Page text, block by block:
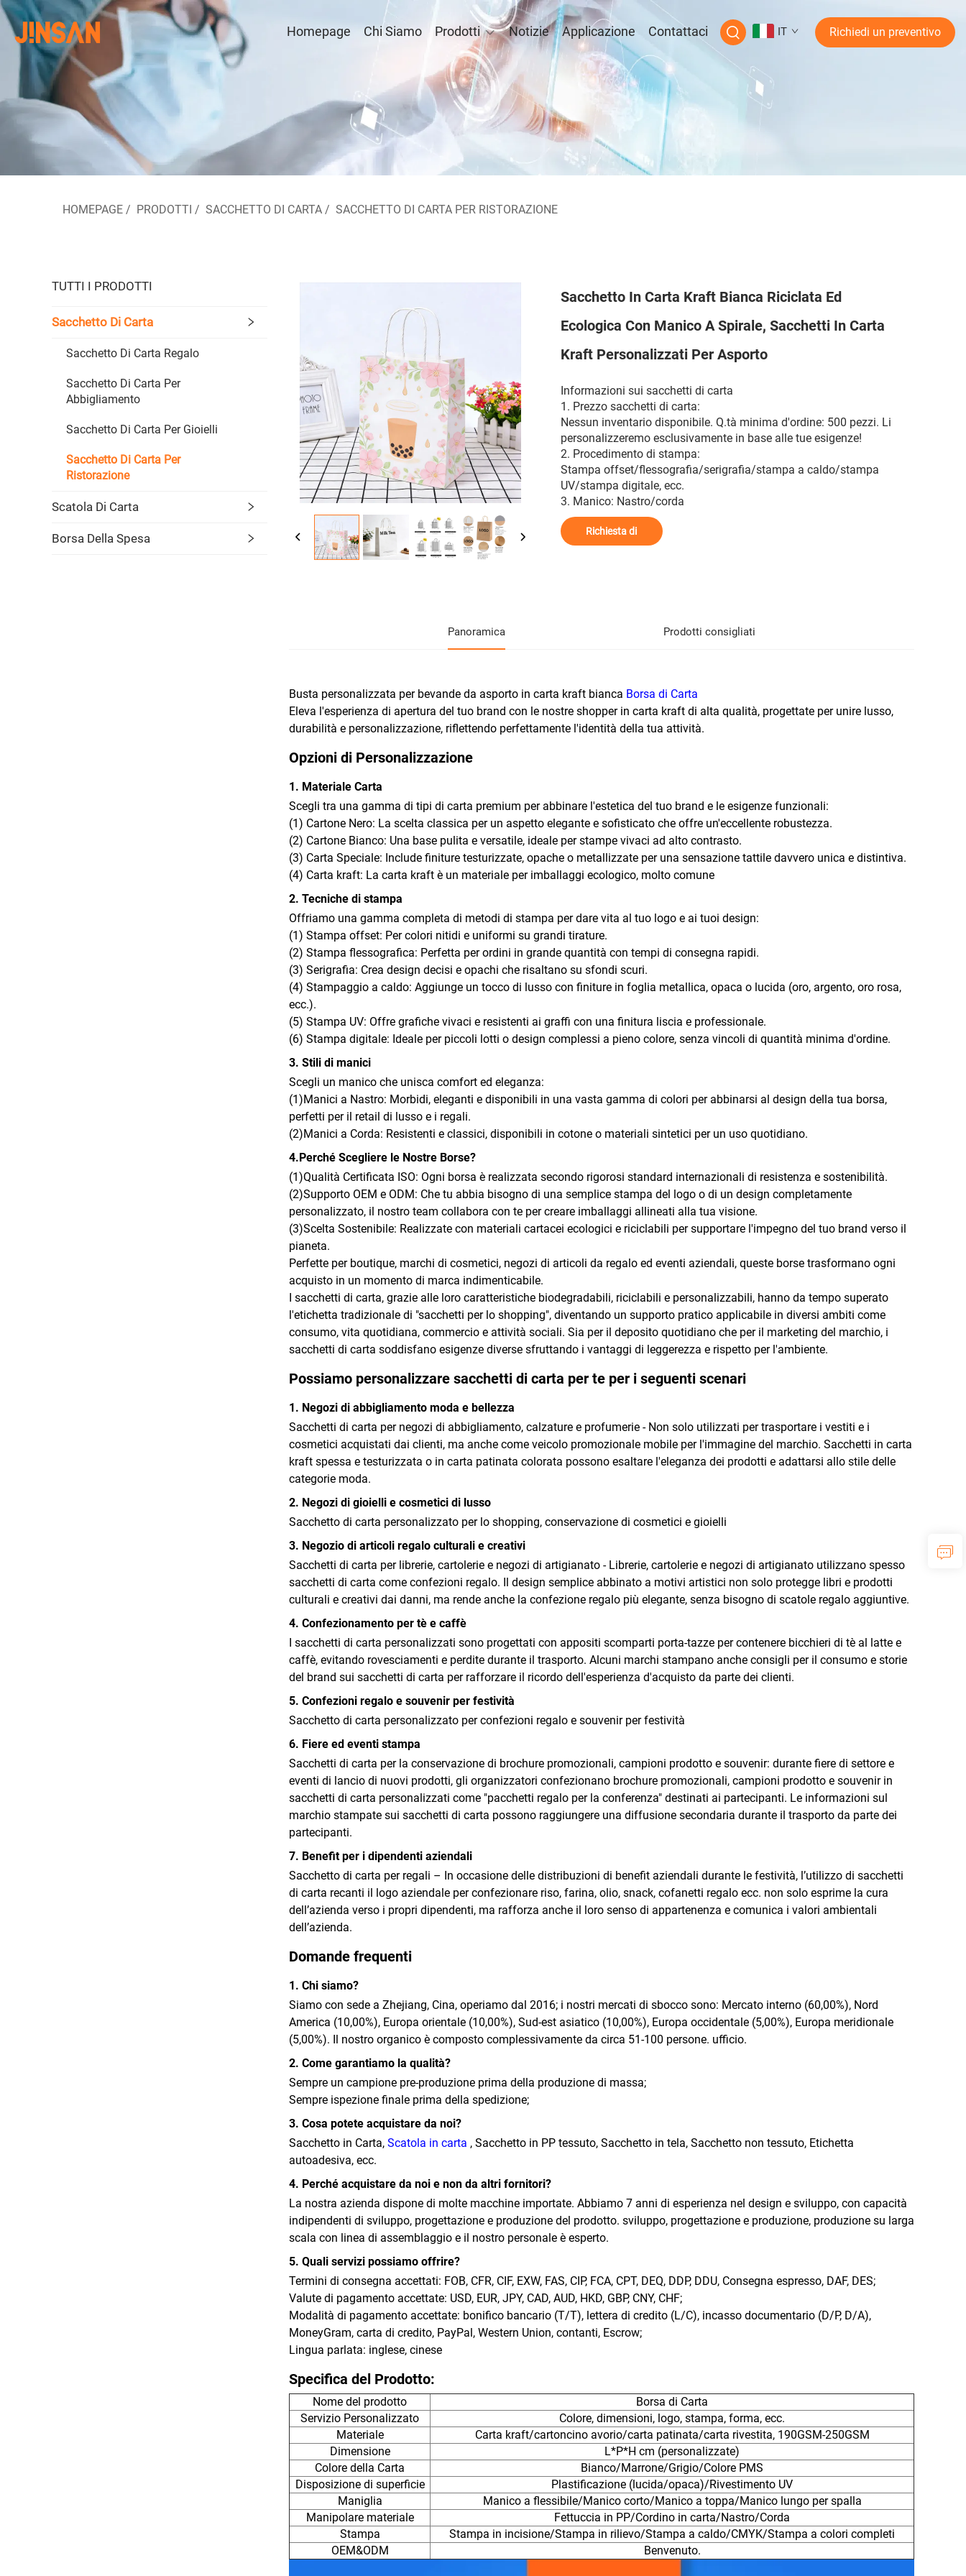
Homepage Chi Siamo Prodotti Notizie Applicazione Contattaci IT Richiedi un preventivo
HOMEPAGE / PRODOTTI / SACCHETTO DI CARTA / SACCHETTO DI CARTA PER RISTORAZIONE
TUTTI I PRODOTTI
Sacchetto Di Carta
Sacchetto Di Carta Regalo
Sacchetto Di Carta Per
Abbigliamento
Sacchetto Di Carta Per Gioielli
Sacchetto Di Carta Per
Ristorazione
Scatola Di Carta
Borsa Della Spesa
Sacchetto In Carta Kraft Bianca Riciclata Ed
Ecologica Con Manico A Spirale, Sacchetti In Carta
Kraft Personalizzati Per Asporto
Informazioni sui sacchetti di carta
1. Prezzo sacchetti di carta:
Nessun inventario disponibile. Q.tà minima d'ordine: 500 pezzi. Li
personalizzeremo esclusivamente in base alle tue esigenze!
2. Procedimento di stampa:
Stampa offset/flessografia/serigrafia/stampa a caldo/stampa
UV/stampa digitale, ecc.
3. Manico: Nastro/corda
Richiesta di
Panoramica Prodotti consigliati
Busta personalizzata per bevande da asporto in carta kraft bianca Borsa di Carta
Eleva l'esperienza di apertura del tuo brand con le nostre shopper in carta kraft di alta qualità, progettate per unire lusso,
durabilità e personalizzazione, riflettendo perfettamente l'identità della tua attività.
Opzioni di Personalizzazione
1. Materiale Carta
Scegli tra una gamma di tipi di carta premium per abbinare l'estetica del tuo brand e le esigenze funzionali:
(1) Cartone Nero: La scelta classica per un aspetto elegante e sofisticato che offre un'eccellente robustezza.
(2) Cartone Bianco: Una base pulita e versatile, ideale per stampe vivaci ad alto contrasto.
(3) Carta Speciale: Include finiture testurizzate, opache o metallizzate per una sensazione tattile davvero unica e distintiva.
(4) Carta kraft: La carta kraft è un materiale per imballaggi ecologico, molto comune
2. Tecniche di stampa
Offriamo una gamma completa di metodi di stampa per dare vita al tuo logo e ai tuoi design:
(1) Stampa offset: Per colori nitidi e uniformi su grandi tirature.
(2) Stampa flessografica: Perfetta per ordini in grande quantità con tempi di consegna rapidi.
(3) Serigrafia: Crea design decisi e opachi che risaltano su sfondi scuri.
(4) Stampaggio a caldo: Aggiunge un tocco di lusso con finiture in foglia metallica, opaca o lucida (oro, argento, oro rosa,
ecc.).
(5) Stampa UV: Offre grafiche vivaci e resistenti ai graffi con una finitura liscia e professionale.
(6) Stampa digitale: Ideale per piccoli lotti o design complessi a pieno colore, senza vincoli di quantità minima d'ordine.
3. Stili di manici
Scegli un manico che unisca comfort ed eleganza:
(1)Manici a Nastro: Morbidi, eleganti e disponibili in una vasta gamma di colori per abbinarsi al design della tua borsa,
perfetti per il retail di lusso e i regali.
(2)Manici a Corda: Resistenti e classici, disponibili in cotone o materiali sintetici per un uso quotidiano.
4.Perché Scegliere le Nostre Borse?
(1)Qualità Certificata ISO: Ogni borsa è realizzata secondo rigorosi standard internazionali di resistenza e sostenibilità.
(2)Supporto OEM e ODM: Che tu abbia bisogno di una semplice stampa del logo o di un design completamente
personalizzato, il nostro team collabora con te per creare imballaggi allineati alla tua visione.
(3)Scelta Sostenibile: Realizzate con materiali cartacei ecologici e riciclabili per supportare l'impegno del tuo brand verso il
pianeta.
Perfette per boutique, marchi di cosmetici, negozi di articoli da regalo ed eventi aziendali, queste borse trasformano ogni
acquisto in un momento di marca indimenticabile.
I sacchetti di carta, grazie alle loro caratteristiche biodegradabili, riciclabili e personalizzabili, hanno da tempo superato
l'etichetta tradizionale di "sacchetti per lo shopping", diventando un supporto pratico applicabile in diversi ambiti come
consumo, vita quotidiana, commercio e attività sociali. Sia per il deposito quotidiano che per il marketing del marchio, i
sacchetti di carta soddisfano esigenze diverse sfruttando i vantaggi di leggerezza e rispetto per l'ambiente.
Possiamo personalizzare sacchetti di carta per te per i seguenti scenari
1. Negozi di abbigliamento moda e bellezza
Sacchetti di carta per negozi di abbigliamento, calzature e profumerie - Non solo utilizzati per trasportare i vestiti e i
cosmetici acquistati dai clienti, ma anche come veicolo promozionale mobile per l'immagine del marchio. Sacchetti in carta
kraft spessa e testurizzata o in carta patinata colorata possono esaltare l'eleganza dei prodotti e adattarsi allo stile delle
categorie moda.
2. Negozi di gioielli e cosmetici di lusso
Sacchetto di carta personalizzato per lo shopping, conservazione di cosmetici e gioielli
3. Negozio di articoli regalo culturali e creativi
Sacchetti di carta per librerie, cartolerie e negozi di artigianato - Librerie, cartolerie e negozi di artigianato utilizzano spesso
sacchetti di carta come confezioni regalo. Il design semplice abbinato a motivi artistici non solo protegge libri e prodotti
culturali e creativi dai danni, ma rende anche la confezione regalo più elegante, senza bisogno di scatole regalo aggiuntive.
4. Confezionamento per tè e caffè
I sacchetti di carta personalizzati sono progettati con appositi scomparti porta-tazze per contenere bicchieri di tè al latte e
caffè, evitando rovesciamenti e perdite durante il trasporto. Alcuni marchi stampano anche consigli per il consumo e storie
del brand sui sacchetti di carta per rafforzare il ricordo dell'esperienza d'acquisto da parte dei clienti.
5. Confezioni regalo e souvenir per festività
Sacchetto di carta personalizzato per confezioni regalo e souvenir per festività
6. Fiere ed eventi stampa
Sacchetti di carta per la conservazione di brochure promozionali, campioni prodotto e souvenir: durante fiere di settore e
eventi di lancio di nuovi prodotti, gli organizzatori confezionano brochure promozionali, campioni prodotto e souvenir in
sacchetti di carta personalizzati come "pacchetti regalo per la conferenza" destinati ai partecipanti. Le informazioni sul
marchio stampate sui sacchetti di carta possono raggiungere una diffusione secondaria durante il trasporto da parte dei
partecipanti.
7. Benefit per i dipendenti aziendali
Sacchetto di carta per regali – In occasione delle distribuzioni di benefit aziendali durante le festività, l’utilizzo di sacchetti
di carta recanti il logo aziendale per confezionare riso, farina, olio, snack, cofanetti regalo ecc. non solo esprime la cura
dell’azienda verso i propri dipendenti, ma rafforza anche il loro senso di appartenenza e comunica i valori ambientali
dell’azienda.
Domande frequenti
1. Chi siamo?
Siamo con sede a Zhejiang, Cina, operiamo dal 2016; i nostri mercati di sbocco sono: Mercato interno (60,00%), Nord
America (10,00%), Europa orientale (10,00%), Sud-est asiatico (10,00%), Europa occidentale (5,00%), Europa meridionale
(5,00%). Il nostro organico è composto complessivamente da circa 51-100 persone. ufficio.
2. Come garantiamo la qualità?
Sempre un campione pre-produzione prima della produzione di massa;
Sempre ispezione finale prima della spedizione;
3. Cosa potete acquistare da noi?
Sacchetto in Carta, Scatola in carta , Sacchetto in PP tessuto, Sacchetto in tela, Sacchetto non tessuto, Etichetta
autoadesiva, ecc.
4. Perché acquistare da noi e non da altri fornitori?
La nostra azienda dispone di molte macchine importate. Abbiamo 7 anni di esperienza nel design e sviluppo, con capacità
indipendenti di sviluppo, progettazione e produzione del prodotto. sviluppo, progettazione e produzione, produzione su larga
scala con linea di assemblaggio e il nostro personale è esperto.
5. Quali servizi possiamo offrire?
Termini di consegna accettati: FOB, CFR, CIF, EXW, FAS, CIP, FCA, CPT, DEQ, DDP, DDU, Consegna espresso, DAF, DES;
Valute di pagamento accettate: USD, EUR, JPY, CAD, AUD, HKD, GBP, CNY, CHF;
Modalità di pagamento accettate: bonifico bancario (T/T), lettera di credito (L/C), incasso documentario (D/P, D/A),
MoneyGram, carta di credito, PayPal, Western Union, contanti, Escrow;
Lingua parlata: inglese, cinese
Specifica del Prodotto:
Nome del prodotto
Borsa di Carta
Servizio Personalizzato
Colore, dimensioni, logo, stampa, forma, ecc.
Materiale
Carta kraft/cartoncino avorio/carta patinata/carta rivestita, 190GSM-250GSM
Dimensione
L*P*H cm (personalizzate)
Colore della Carta
Bianco/Marrone/Grigio/Colore PMS
Disposizione di superficie
Plastificazione (lucida/opaca)/Rivestimento UV
Maniglia
Manico a flessibile/Manico corto/Manico a toppa/Manico lungo per spalla
Manipolare materiale
Fettuccia in PP/Cordino in carta/Nastro/Corda
Stampa
Stampa in incisione/Stampa in rilievo/Stampa a caldo/CMYK/Stampa a colori completi
OEM&ODM
Benvenuto.